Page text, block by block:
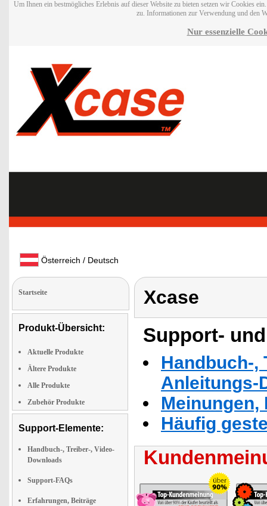
Um Ihnen ein bestmögliches Erlebnis auf dieser Website zu bieten setzen wir Cookies
zu. Informationen zur Verwendung und den
Nur essenzielle
Österreich / Deutsch
Startseite
Produkt-Übersicht:
Aktuelle Produkte
Ältere Produkte
Alle Produkte
Zubehör Produkte
Support-Elemente:
Handbuch-, Treiber-, Video-
Downloads
Support-FAQs
Erfahrungen, Beiträge
Xcase
Support-
Handbuch-,
Anleitungs-
Häufig